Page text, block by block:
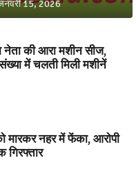
15, 2026
की आरा मशीन सीज,
में चलती मिली मशीनें
मारकर नहर में फेंका, आरोपी
गिरफ्तार